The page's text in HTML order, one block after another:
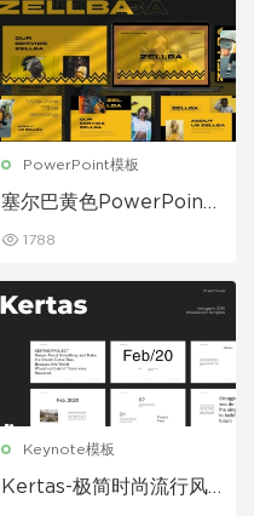
PowerPoint模板
塞尔巴黄色PowerPoint
1788
Keynote模板
Kertas-极简时尚流行风